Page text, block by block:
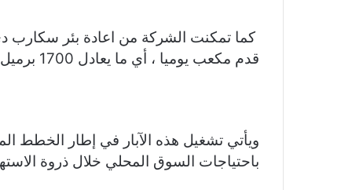
قدم مكعب يوميا ، أي ما يعادل 1700 برميل مكافئ يوميًا.
ويأتي تشغيل هذه الآبار في إطار الخطط
باحتياجات السوق المحلي خلال ذروة